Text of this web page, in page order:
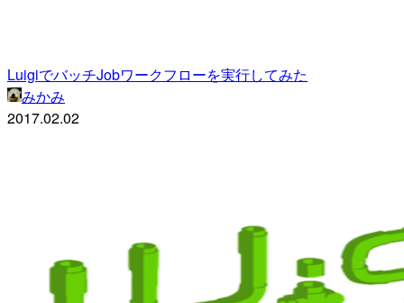
LuigiでバッチJobワークフローを実行してみた
みかみ
2017.02.02